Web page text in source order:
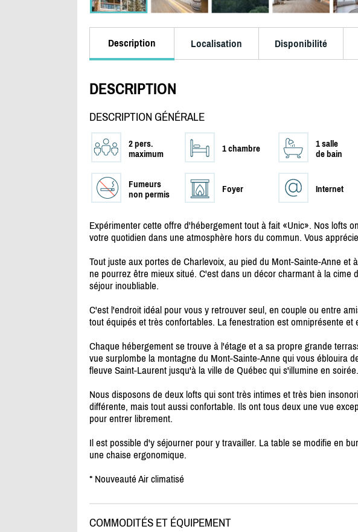
Description Localisation Disponibilité
DESCRIPTION
DESCRIPTION GÉNÉRALE
2 pers.
maximum
1 chambre
1 salle
de bain
Fumeurs
non permis
Foyer Internet
Expérimenter cette offre d'hébergement tout à fait «Unic». Nos lofts
votre quotidien dans une atmosphère hors du commun. Vous
Tout juste aux portes de Charlevoix, au pied du Mont-Sainte-Anne et
ne pourrez être mieux situé. C'est dans un décor charmant à la cime
séjour inoubliable.
C'est l'endroit idéal pour vous y retrouver seul, en couple ou entre
tout équipés et très confortables. La fenestration est omniprésente et
Chaque hébergement se trouve à l'étage et a sa propre grande
vue surplombe la montagne du Mont-Sainte-Anne qui vous éblouira
fleuve Saint-Laurent jusqu'à la ville de Québec qui s'illumine en soirée.
Nous disposons de deux lofts qui sont très intimes et très bien
différente, mais tout aussi confortable. Ils ont tous deux une vue
pour entrer librement.
Il est possible d'y séjourner pour y travailler. La table se modifie en
une chaise ergonomique.
* Nouveauté Air climatisé
COMMODITÉS ET ÉQUIPEMENT